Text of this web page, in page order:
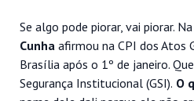
Se algo pode piorar, vai piorar.
Cunha afirmou na CPI dos Atos
Brasília após o 1º de janeiro.
Segurança Institucional (GSI). O